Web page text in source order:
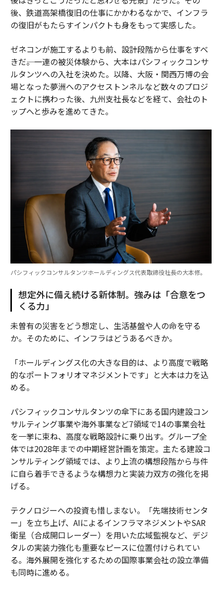
後、鉄道高架橋復旧の仕事にかかわるなかで、インフラ
の復旧がもたらすインパクトも身をもって実感した。
ゼネコンが施工するよりも前、設計段階から仕事をすべ
きだ――。一連の被災体験から、大本はパシフィックコンサ
ルタンツへの入社を決めた。以降、大阪・関西万博の会
場となった夢洲へのアクセストンネルなど数々のプロジ
ェクトに携わった後、九州支社長などを経て、会社のト
ップへと歩みを進めてきた。
パシフィックコンサルタンツホールディングス代表取締役社長の大本修。
想定外に備え続ける新体制。強みは「合意をつ
くる力」
未曽有の災害をどう想定し、生活基盤や人の命を守る
か。そのために、インフラはどうあるべきか。
「ホールディングス化の大きな目的は、より高度で戦略
的なポートフォリオマネジメントです」と大本は力を込
める。
パシフィックコンサルタンツの傘下にある国内建設コン
サルティング事業や海外事業など7領域で14の事業会社
を一挙に束ね、高度な戦略設計に乗り出す。グループ全
体では2028年までの中期経営計画を策定。主たる建設コ
ンサルティング領域では、より上流の構想段階から与件
に自ら着手できるような構想力と実装力双方の強化を掲
げる。
テクノロジーへの投資も惜しまない。「先端技術センタ
ー」を立ち上げ、AIによるインフラマネジメントやSAR
衛星（合成開口レーダー）を用いた広域監視など、デジ
タルの実装力強化も重要なピースに位置付けられてい
る。海外展開を強化するための国際事業会社の設立準備
も同時に進める。